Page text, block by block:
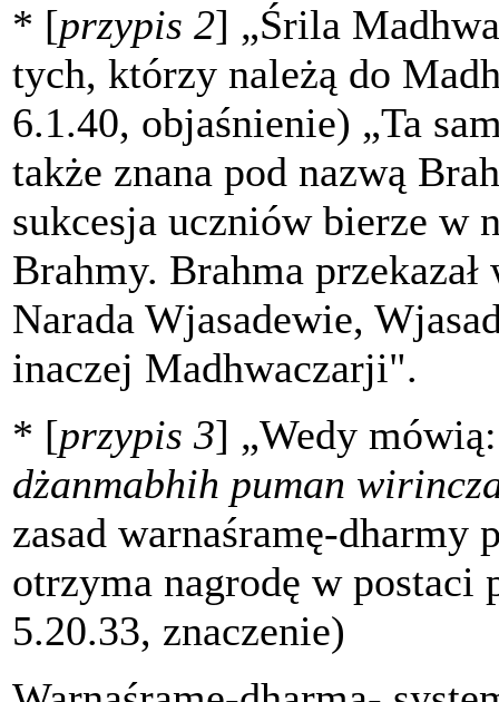
* [przypis 2] „Śrila
tych, którzy należą do
6.1.40, objaśnienie) „Ta
także znana pod nazwą
sukcesja uczniów bierze w
Brahmy. Brahma
Narada Wjasadewie,
inaczej Madhwaczarji".
* [przypis 3] „Wedy
dżanmabhih puman
zasad warnaśramę-
otrzyma nagrodę w
5.20.33, znaczenie)